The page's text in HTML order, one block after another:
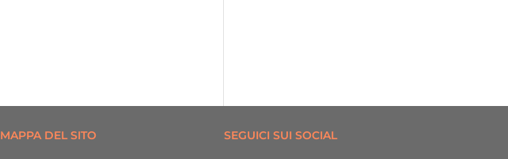
MAPPA DEL SITO SEGUICI SUI SOCIAL